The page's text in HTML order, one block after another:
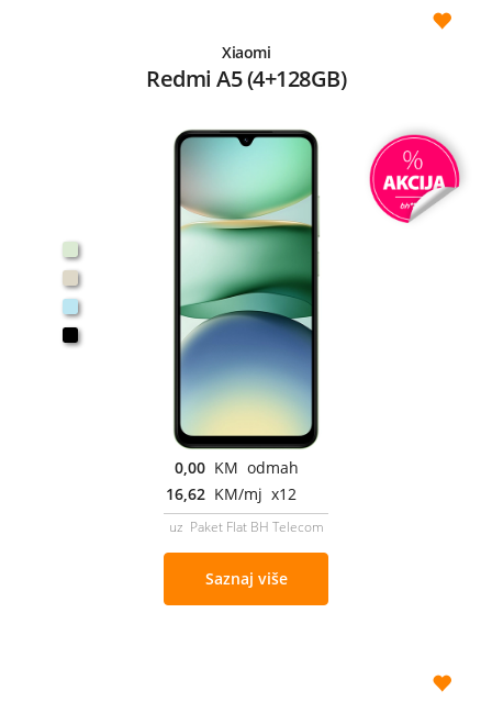
Xiaomi
Redmi A5 (4+128GB)
0,00 KM odmah
16,62 KM/mj x12
uz Paket Flat BH Telecom
Saznaj više